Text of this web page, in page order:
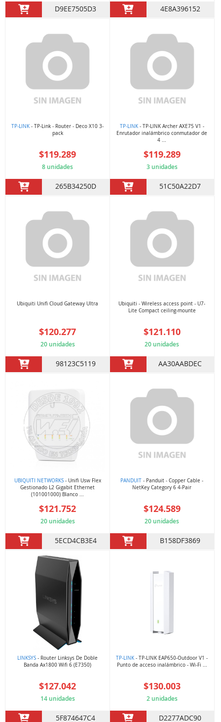
D9EE7505D3 4E8A396152
TP-LINK - TP-Link - Router - Deco X10 3-
pack
$119.289
8 unidades
265B34250D
TP-LINK- TP-LINK Archer AXE75 V1 -
Enrutador inalámbrico conmutador de
4 ...
$119.289
3 unidades
51C50A22D7
Ubiquiti Unifi Cloud Gateway Ultra
$120.277
20 unidades
98123C5119
Ubiquiti - Wireless access point - U7-
Lite Compact ceiling-mounte
$121.110
20 unidades
AA30AABDEC
UBIQUITI NETWORKS- Unifi Usw Flex
Gestionado L2 Gigabit Ethernet
(101001000) Blanco ...
$121.752
20 unidades
5ECD4CB3E4
PANDUIT - Panduit - Copper Cable -
NetKey Category 6 4-Pair
$124.589
20 unidades
B158DF3869
LINKSYS - Router Linksys De Doble
Banda Ax1800 Wifi 6 (E7350)
$127.042
14 unidades
5F874647C4
TP-LINK - TP-LINK EAP650-Outdoor V1 -
Punto de acceso inalámbrico - Wi-Fi ...
$130.003
2 unidades
D2277ADC90